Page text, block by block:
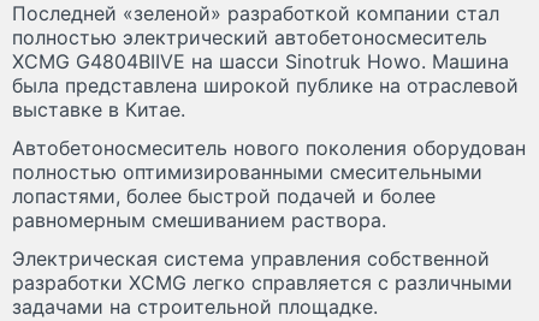
Последней «зеленой» разработкой компании стал
полностью электрический автобетоносмеситель
XCMG G4804BIIVE на шасси Sinotruk Howo. Машина
была представлена широкой публике на отраслевой
выставке в Китае.
Автобетоносмеситель нового поколения оборудован
полностью оптимизированными смесительными
лопастями, более быстрой подачей и более
равномерным смешиванием раствора.
Электрическая система управления собственной
разработки XCMG легко справляется с различными
задачами на строительной площадке.